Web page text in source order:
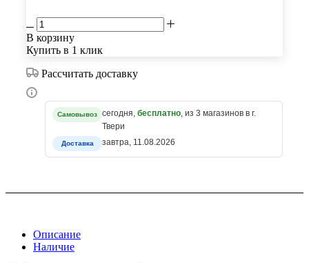
В корзину
Купить в 1 клик
Рассчитать доставку
Самовывоз сегодня, бесплатно, из 3 магазинов в г.
Твери
Доставка завтра, 11.08.2026
Описание
Наличие